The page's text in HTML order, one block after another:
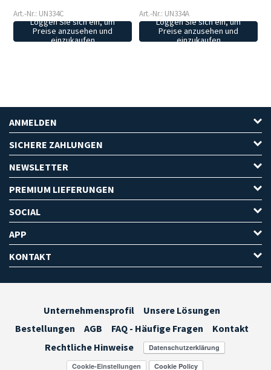
Art.-Nr.: UN334C
Loggen Sie sich ein, um
Preise anzusehen und
einzukaufen
Art.-Nr.: UN334A
Loggen Sie sich ein, um
Preise anzusehen und
einzukaufen
ANMELDEN
SICHERE ZAHLUNGEN
NEWSLETTER
PREMIUM LIEFERUNGEN
SOCIAL
APP
KONTAKT
Unternehmensprofil
Unsere Lösungen
Bestellungen
AGB FAQ - Häufige Fragen
Kontakt
Rechtliche Hinweise
Cookie-Einstellungen